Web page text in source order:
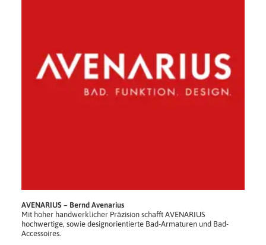
AVENARIUS – Bernd Avenarius
Mit hoher handwerklicher Präzision schafft AVENARIUS
hochwertige, sowie designorientierte Bad-Armaturen und Bad-
Accessoires.